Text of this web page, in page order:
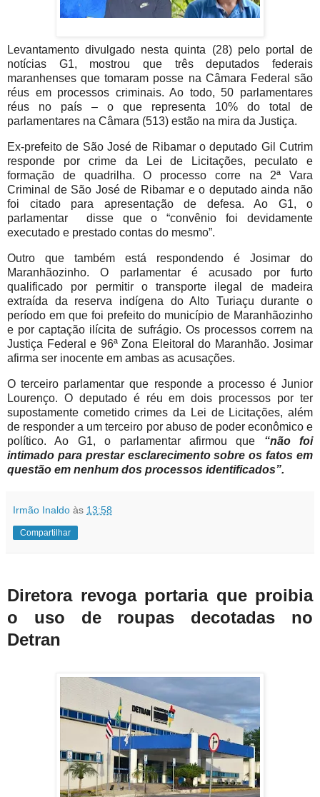
Levantamento divulgado nesta quinta (28) pelo portal de
notícias G1, mostrou que três deputados federais
maranhenses que tomaram posse na Câmara Federal são
réus em processos criminais. Ao todo, 50 parlamentares
réus no país – o que representa 10% do total de
parlamentares na Câmara (513) estão na mira da Justiça.
Ex-prefeito de São José de Ribamar o deputado Gil Cutrim
responde por crime da Lei de Licitações, peculato e
formação de quadrilha. O processo corre na 2ª Vara
Criminal de São José de Ribamar e o deputado ainda não
foi citado para apresentação de defesa. Ao G1, o
parlamentar disse que o “convênio foi devidamente
executado e prestado contas do mesmo”.
Outro que também está respondendo é Josimar do
Maranhãozinho. O parlamentar é acusado por furto
qualificado por permitir o transporte ilegal de madeira
extraída da reserva indígena do Alto Turiaçu durante o
período em que foi prefeito do município de Maranhãozinho
e por captação ilícita de sufrágio. Os processos correm na
Justiça Federal e 96ª Zona Eleitoral do Maranhão. Josimar
afirma ser inocente em ambas as acusações.
O terceiro parlamentar que responde a processo é Junior
Lourenço. O deputado é réu em dois processos por ter
supostamente cometido crimes da Lei de Licitações, além
de responder a um terceiro por abuso de poder econômico e
político. Ao G1, o parlamentar afirmou que “não foi
intimado para prestar esclarecimento sobre os fatos em
questão em nenhum dos processos identificados”.
Irmão Inaldo às 13:58
Compartilhar
Diretora revoga portaria que proibia
o uso de roupas decotadas no
Detran